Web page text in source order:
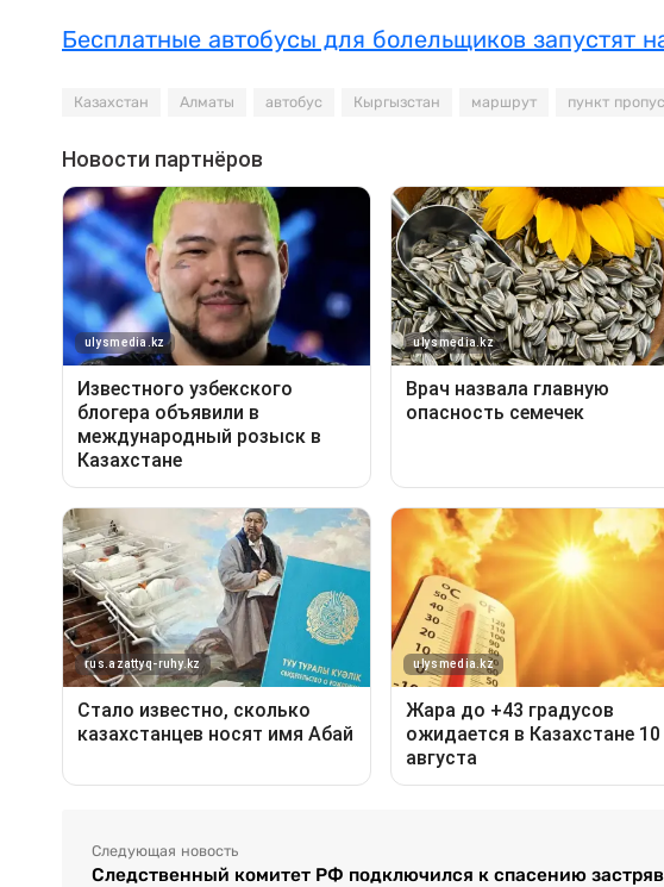
Бесплатные автобусы для болельщиков запустят
Казахстан Алматы автобус Кыргызстан маршрут пункт
Следующая новость
Следственный комитет РФ подключился к спасению